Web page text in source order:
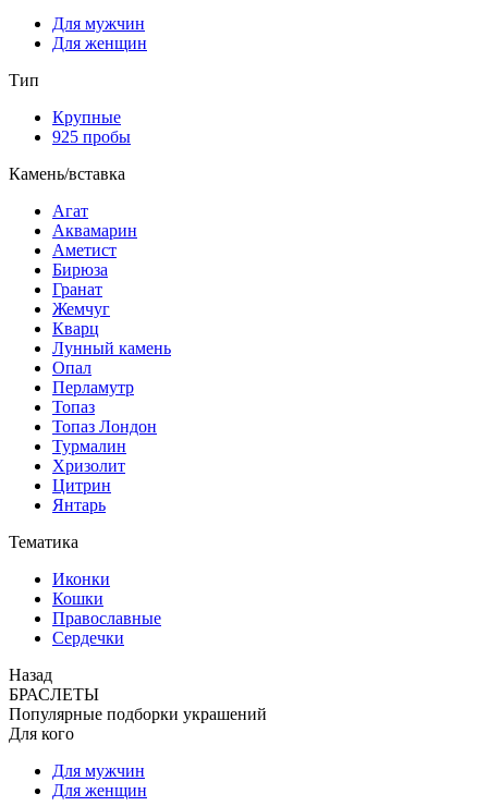
Для мужчин
Для женщин
Тип
Крупные
925 пробы
Камень/вставка
Агат
Аквамарин
Аметист
Бирюза
Гранат
Жемчуг
Кварц
Лунный камень
Опал
Перламутр
Топаз
Топаз Лондон
Турмалин
Хризолит
Цитрин
Янтарь
Тематика
Иконки
Кошки
Православные
Сердечки
Назад
БРАСЛЕТЫ
Популярные подборки украшений
Для кого
Для мужчин
Для женщин